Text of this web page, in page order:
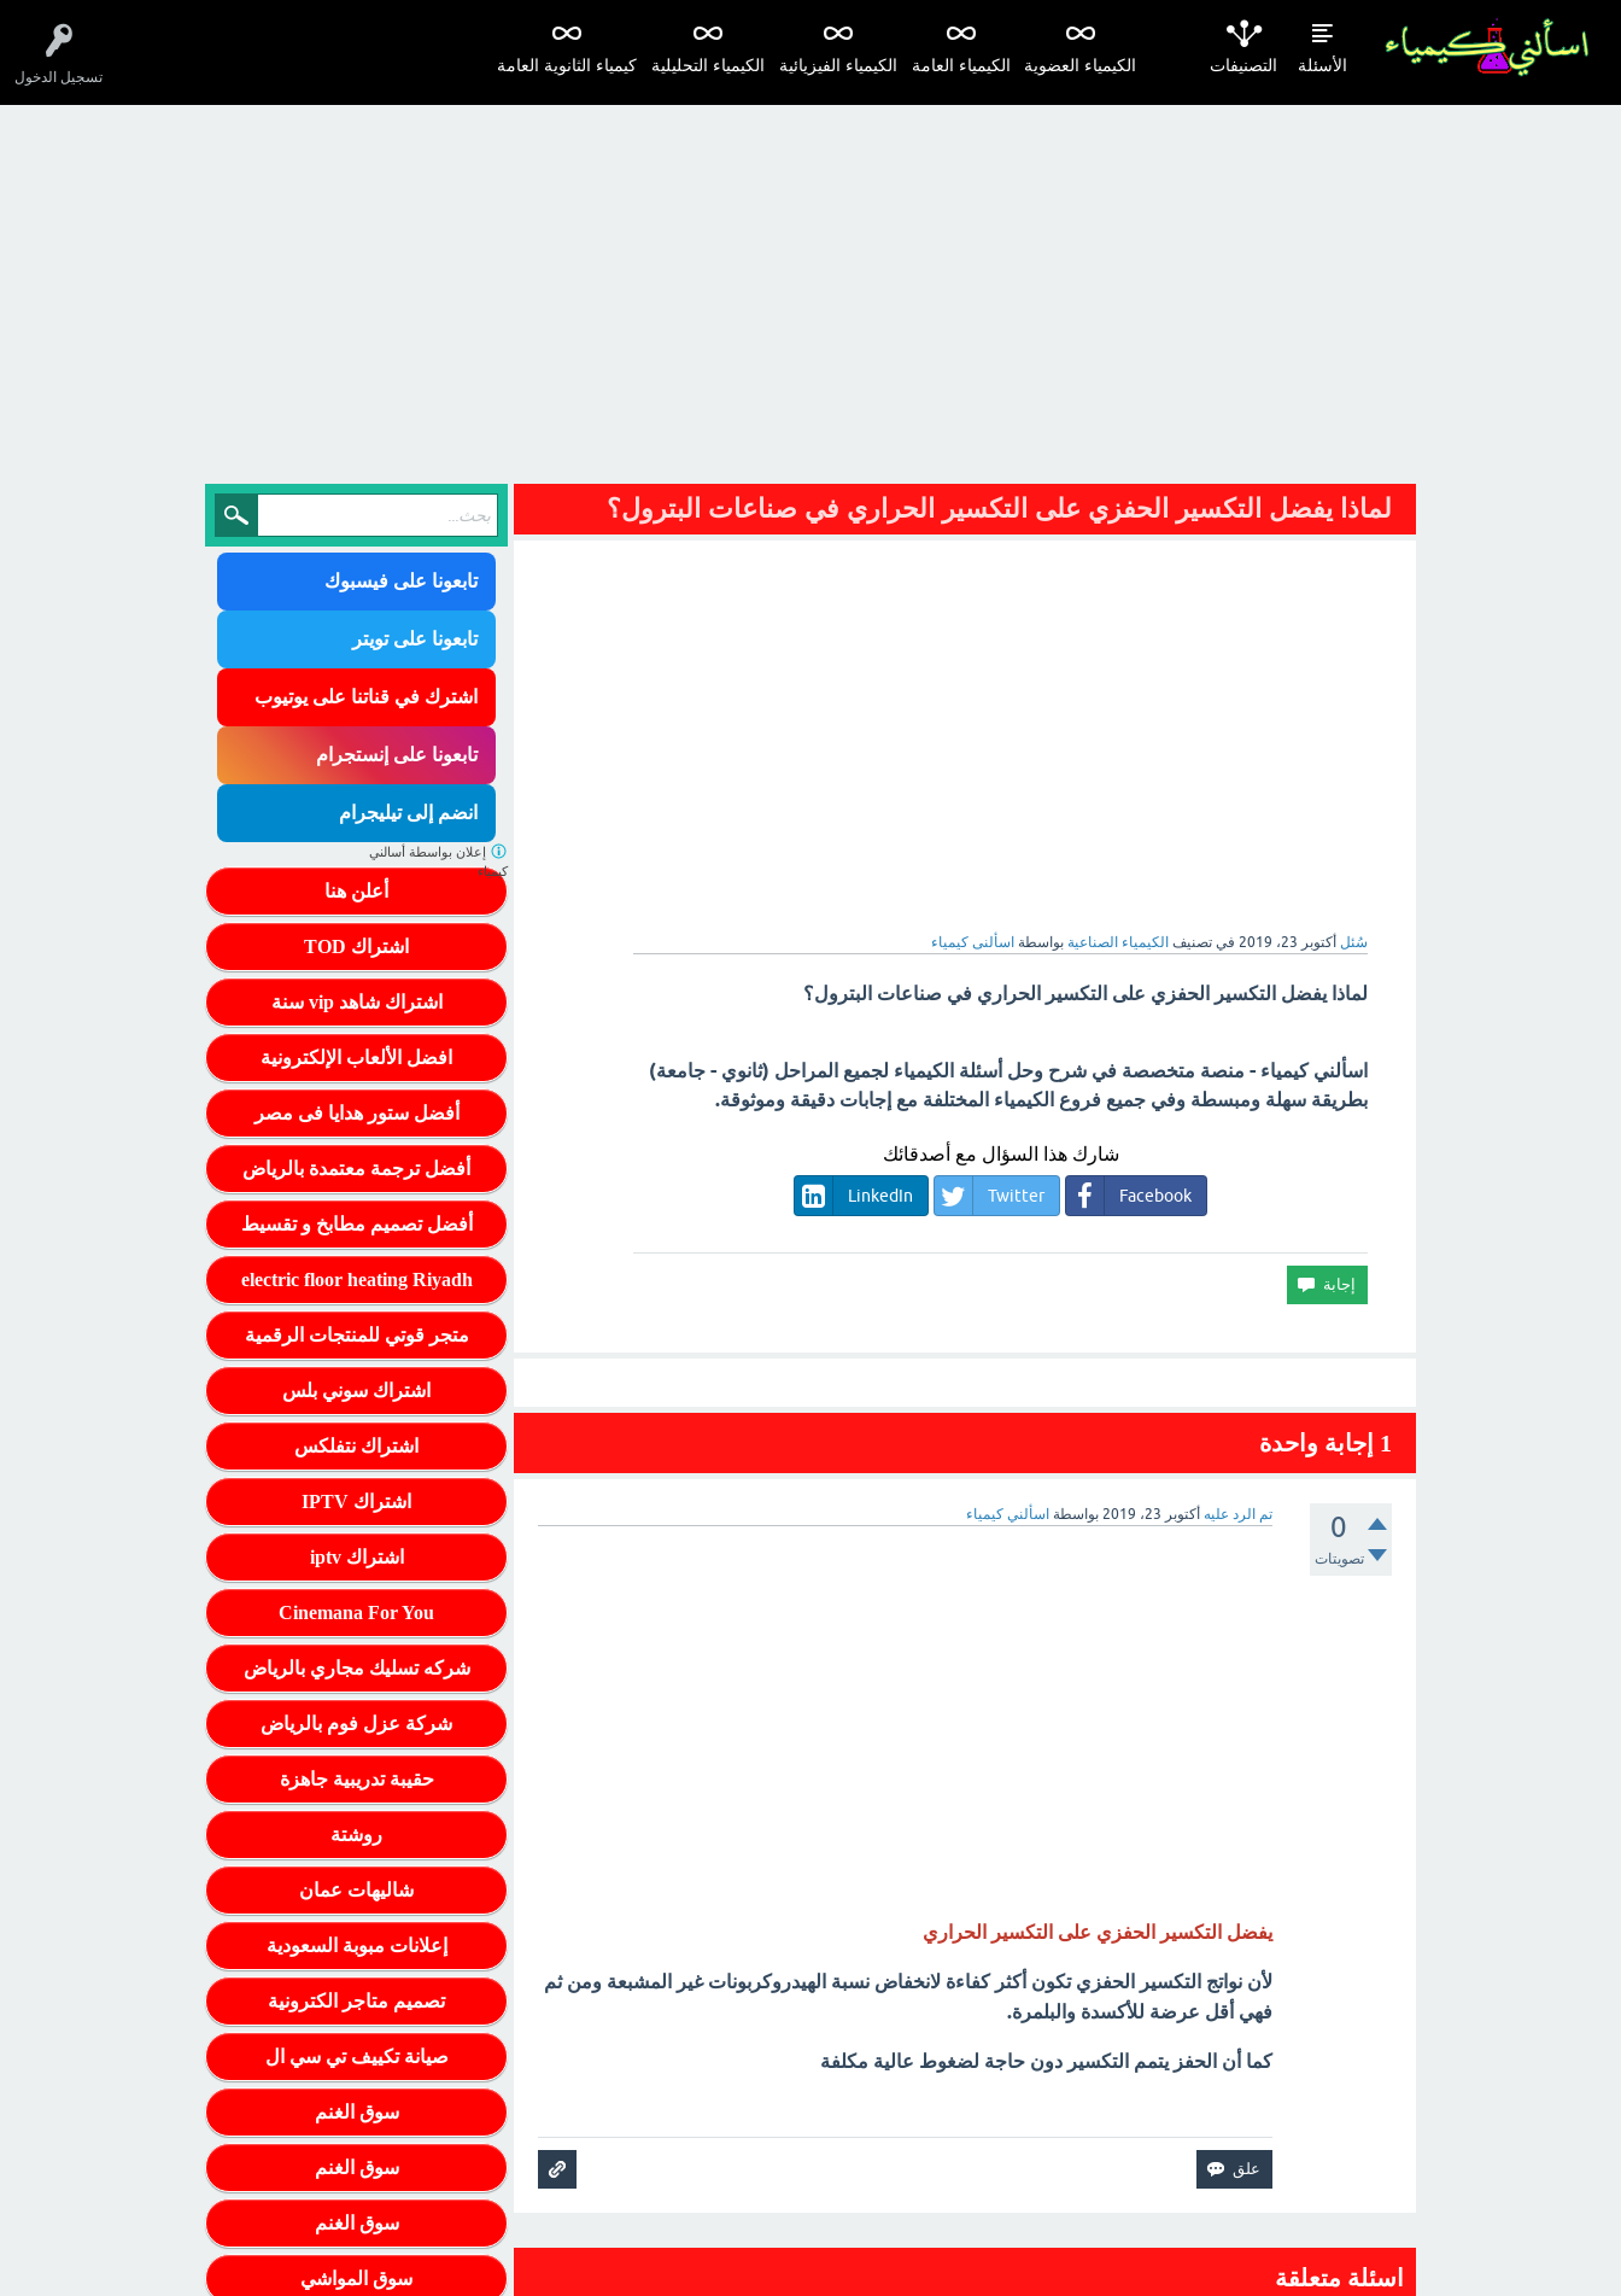
تسجيل الدخول
الأسئلة التصنيفات كيمياء الثانوية العامة الكيمياء التحليلية الكيمياء الفيزيائية الكيمياء العامة الكيمياء العضوية
لماذا يفضل التكسير الحفزي على التكسير الحراري في صناعات البترول؟
سُئل أكتوبر 23، 2019 في تصنيف الكيمياء الصناعية بواسطة اسألنى كيمياء
لماذا يفضل التكسير الحفزي على التكسير الحراري في صناعات البترول؟
اسألني كيمياء - منصة متخصصة في شرح وحل أسئلة الكيمياء لجميع المراحل (ثانوي - جامعة)
بطريقة سهلة ومبسطة وفي جميع فروع الكيمياء المختلفة مع إجابات دقيقة وموثوقة.
شارك هذا السؤال مع أصدقائك
Facebook
Twitter
LinkedIn
1 إجابة واحدة
0
تصويتات
تم الرد عليه أكتوبر 23، 2019 بواسطة اسألني كيمياء
يفضل التكسير الحفزي على التكسير الحراري
لأن نواتج التكسير الحفزي تكون أكثر كفاءة لانخفاض نسبة الهيدروكربونات غير المشبعة ومن ثم
فهي أقل عرضة للأكسدة والبلمرة.
كما أن الحفز يتمم التكسير دون حاجة لضغوط عالية مكلفة
اسئلة متعلقة
تابعونا على فيسبوك
تابعونا على تويتر
اشترك في قناتنا على يوتيوب
تابعونا على إنستجرام
انضم إلى تيليجرام
أعلن هنا
اشتراك TOD
اشتراك شاهد vip سنة
افضل الألعاب الإلكترونية
أفضل ستور هدايا فى مصر
أفضل ترجمة معتمدة بالرياض
أفضل تصميم مطابخ و تقسيط
electric floor heating Riyadh
متجر قوتي للمنتجات الرقمية
اشتراك سوني بلس
اشتراك نتفلكس
اشتراك IPTV
اشتراك iptv
Cinemana For You
شركه تسليك مجاري بالرياض
شركة عزل فوم بالرياض
حقيبة تدريبية جاهزة
روشتة
شاليهات عمان
إعلانات مبوبة السعودية
تصميم متاجر الكترونية
صيانة تكييف تي سي ال
سوق الغنم
سوق الغنم
سوق الغنم
سوق المواشي
إعلان بواسطة أسالني
كيمياء